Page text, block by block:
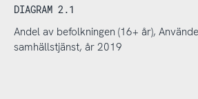
DIAGRAM 2.1
Andel av befolkningen (16+ år),
samhällstjänst, år 2019